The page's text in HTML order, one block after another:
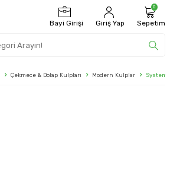
Bayi Girişi Giriş Yap
0
Sepetim
Çekmece & Dolap Kulpları Modern Kulplar System